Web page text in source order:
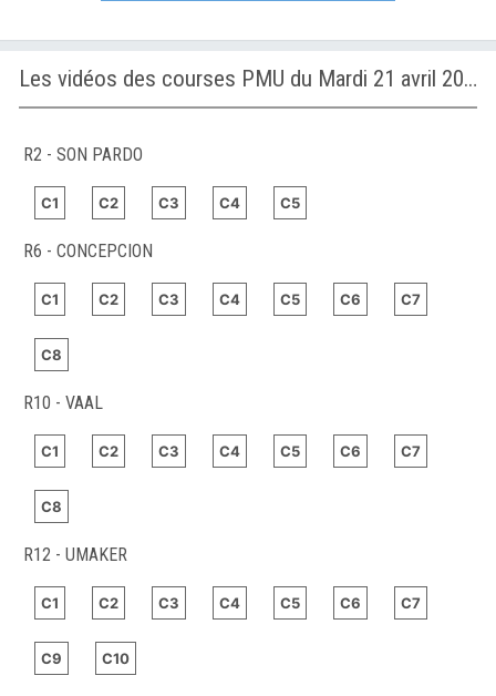
Les vidéos des courses PMU du Mardi 21 avril 2026
R2 - SON PARDO
C1 C2 C3 C4 C5
R6 - CONCEPCION
C1 C2 C3 C4 C5 C6 C7
C8
R10 - VAAL
C1 C2 C3 C4 C5 C6 C7
C8
R12 - UMAKER
C1 C2 C3 C4 C5 C6 C7
C9 C10